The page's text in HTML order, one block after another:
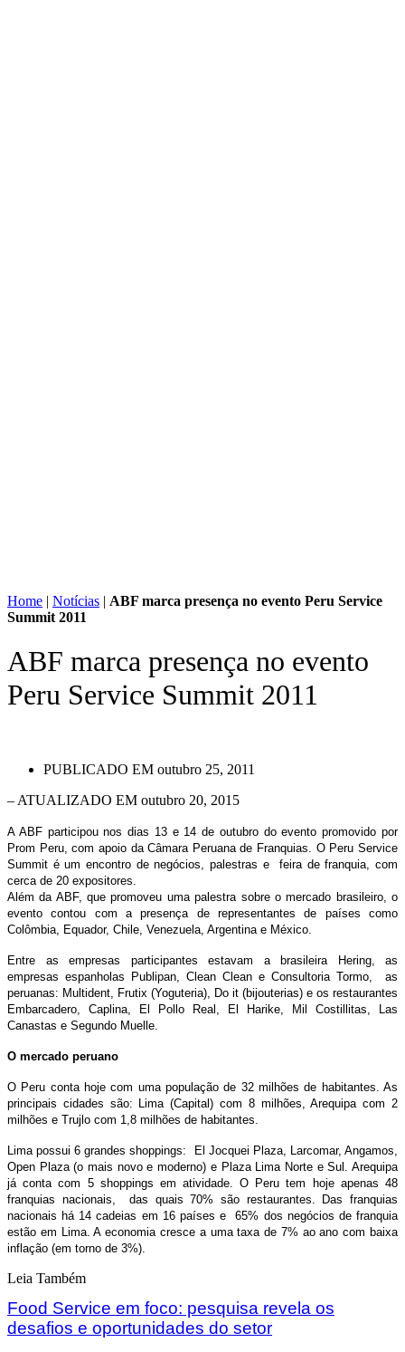
Home | Notícias | ABF marca presença no evento Peru Service
Summit 2011
ABF marca presença no evento
Peru Service Summit 2011
PUBLICADO EM outubro 25, 2011
– ATUALIZADO EM outubro 20, 2015
A ABF participou nos dias 13 e 14 de outubro do evento promovido por
Prom Peru, com apoio da Câmara Peruana de Franquias. O Peru Service
Summit é um encontro de negócios, palestras e feira de franquia, com
cerca de 20 expositores.
Além da ABF, que promoveu uma palestra sobre o mercado brasileiro, o
evento contou com a presença de representantes de países como
Colômbia, Equador, Chile, Venezuela, Argentina e México.
Entre as empresas participantes estavam a brasileira Hering, as
empresas espanholas Publipan, Clean Clean e Consultoria Tormo, as
peruanas: Multident, Frutix (Yoguteria), Do it (bijouterias) e os restaurantes
Embarcadero, Caplina, El Pollo Real, El Harike, Mil Costillitas, Las
Canastas e Segundo Muelle.
O mercado peruano
O Peru conta hoje com uma população de 32 milhões de habitantes. As
principais cidades são: Lima (Capital) com 8 milhões, Arequipa com 2
milhões e Trujlo com 1,8 milhões de habitantes.
Lima possui 6 grandes shoppings: El Jocquei Plaza, Larcomar, Angamos,
Open Plaza (o mais novo e moderno) e Plaza Lima Norte e Sul. Arequipa
já conta com 5 shoppings em atividade. O Peru tem hoje apenas 48
franquias nacionais, das quais 70% são restaurantes. Das franquias
nacionais há 14 cadeias em 16 países e 65% dos negócios de franquia
estão em Lima. A economia cresce a uma taxa de 7% ao ano com baixa
inflação (em torno de 3%).
Leia Também
Food Service em foco: pesquisa revela os
desafios e oportunidades do setor